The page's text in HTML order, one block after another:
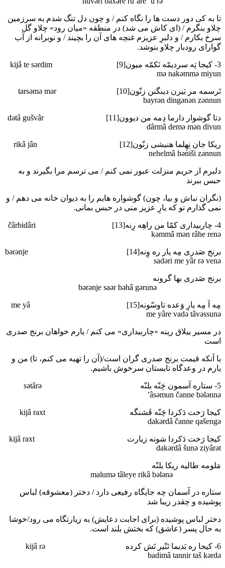
تا به کی دور دست ها را نگاه کنم / و چون دل تنگ شدم به سرزمین
چلاو بنگرم / (ای کاش می شد) در منطقه «میان رود» چلاو گل
سرخ بکارم / و دلبرِ عزیزم غنچه های آن را بچیند / و نوبرانه از آب
گوارای رودبار چلاو بنوشد.
3- کیجا تِه سردیمّه نَکمّه میون[9] kijâ te sәrdim
mә nakәmmә miyun
تَرسمه مر بَیرن دینگنن زنّون[10] tarsәmә mәr
bayrәn dingәnәn zәnnun
دتا گوشوار دارما دِمه من دیوون[11] dәtâ gušvâr
dârmâ demә mәn divun
ریکا جان نِهِلما هنیشی زنّون[12] rikâ jân
nehelmâ hәniši zәnnun
دلبرم از حریم منزلت عبور نمی کنم / می ترسم مرا بگیرند و به
حبس ببرند
(نگران نباش و بیا، چون) گوشواره هایم را به دیوان خانه می دهم / و
نمی گذارم تو که یارِ عزیز منی در حبس بمانی.
4- چاربیداری کمّا من راهِه رِنه[13] čârbidâri
kәmmâ mәn râhe renә
برنج صَدری مِه یار ره وِنه[14] bәrәnje
sadәri me yâr rә venә
برنج صَدری بها گرونه
مِه آ مِه یارِ وَعده تاوسّونه[15] me yâ
me yâre vadә tâvәssunә
در مسیر ییلاق رینه «چاربیداری» می کنم / یارم خواهان برنج صدری
است
با آنکه قیمت برنج صدری گران است/(آن را تهیه می کنم، تا) من و
یارم در وعدگاه تابستان سرخوش باشیم.
5- ستاره آسمون چَنّه بلنّه sәtârә
’âsәmun čanne bәlәnnә
کیجا رَخت دَکردا چَنّه قَشنگه kijâ raxt
dakәrdâ čanne qašengә
کیجا رَخت دَکردا شونه زیارت kijâ raxt
dakәrdâ šunә ziyârәt
مَلومه طالیه ریکا بلنّه
ستاره در آسمان چه جایگاه رفیعی دارد / دختر (معشوقه) لباس
پوشیده و چقدر زیبا شد
دختر لباس پوشیده (برای اجابت دعایش) به زیارتگاه می رود/خوشا
به حال پسر (عاشق) که بختش بلند است.
6- کیجا ره بَدیما تَنّیر تَش کرده kijâ rә
badimâ tannir taš kәrdә